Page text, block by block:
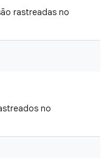
rastreadas no
no